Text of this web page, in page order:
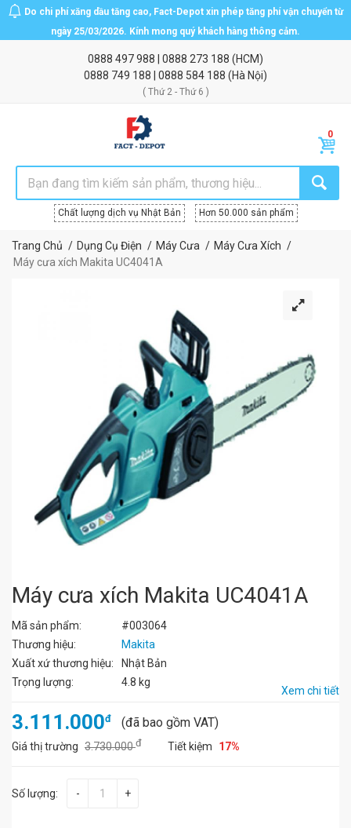
Do chi phí xăng dầu tăng cao, Fact-Depot xin phép tăng phí vận chuyển từ
ngày 25/03/2026. Kính mong quý khách hàng thông cảm.
0888 497 988 0888 273 188 (HCM)
0888 749 188
0888 584 188 (Hà Nội)
( Thứ 2 - Thứ 6 )
Chất lượng dịch vụ Nhật Bản Hơn 50.000 sản phẩm
Trang Chủ Dụng Cụ Điện Máy Cưa
Máy Cưa Xích
Máy cưa xích Makita UC4041A
Máy cưa xích Makita UC4041A
Mã sản phẩm:
#003064
Thương hiệu:
Makita
Xuất xứ thương hiệu:
Nhật Bản
Trọng lượng:
4.8 kg
Xem chi tiết
3.111.000đ (đã bao gồm VAT)
Giá thị trường 3.730.000đ Tiết kiệm 17%
Số lượng: - +